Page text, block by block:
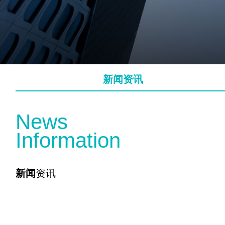
新闻资讯
News
Information
新闻资讯